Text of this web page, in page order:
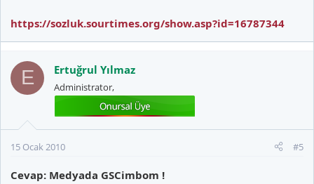
haldun üstünel mi ?--
kimmiş bu gizemli adam diye bakıyorum, şöyle bir girişle
karşılaşıyorum:
--ekşi sözlük'te bir yazar var, nick'i "tek ihtimali olan insanların
yakın biri.--
https://sozluk.sourtimes.org/show.asp?id=16787344
E Ertuğrul Yılmaz
Administrator,
15 Ocak 2010 #5
Cevap: Medyada GSCimbom !